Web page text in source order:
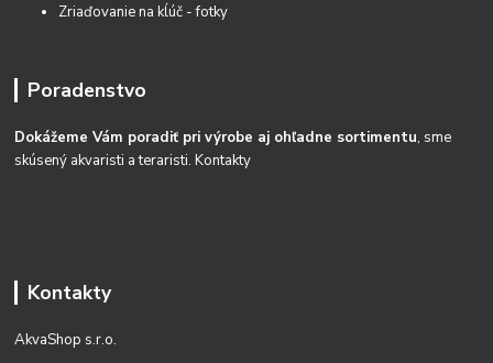
Zriaďovanie na kĺúč - fotky
Poradenstvo
Dokážeme Vám poradiť pri výrobe aj ohľadne sortimentu, sme
skúsený akvaristi a teraristi.Kontakty
Kontakty
AkvaShop s.r.o.